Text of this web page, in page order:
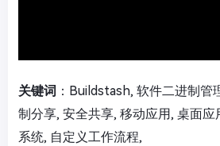
关键词 ：Buildstash, 软件二进制管
制分享, 安全共享, 移动应用, 桌面
系统, 自定义工作流程,